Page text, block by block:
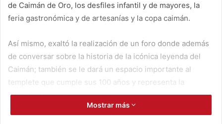
de Caimán de Oro, los desfiles infantil y de mayores, la
feria gastronómica y de artesanías y la copa caimán.
Así mismo, exaltó la realización de un foro donde además
de conversar sobre la historia de la icónica leyenda del
Caimán; también se le dará un espacio importante al
templete que cumple sus 100 años y representa la
identidad de los cienagueros.
Mostrar más